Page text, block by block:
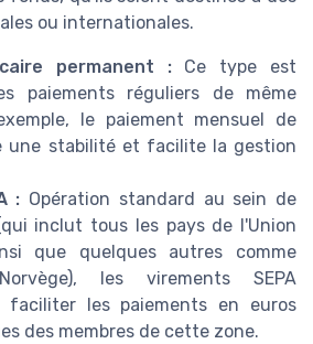
ou internationales.
permanent :Ce type est
paiements réguliers de même
le paiement mensuel de
une stabilité et facilite la gestion
: Opération standard au sein de
(qui inclut tous les pays de l'Union
que quelques autres comme
les virements SEPA
faciliter les paiements en euros
des membres de cette zone.